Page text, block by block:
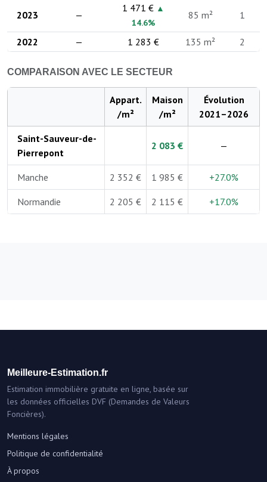
2023 —
1 471 € ▲
14.6%
85 m² 1
2022 — 1 283 € 135 m² 2
COMPARAISON AVEC LE SECTEUR
Appart.
/m²
Maison
/m²
Évolution
2021–2026
Saint-Sauveur-de-
Pierrepont
2 083 € —
Manche 2 352 € 1 985 € +27.0%
Normandie 2 205 € 2 115 € +17.0%
Meilleure-Estimation.fr
Estimation immobilière gratuite en ligne, basée sur
les données officielles DVF (Demandes de Valeurs
Foncières).
Mentions légales
Politique de confidentialité
À propos